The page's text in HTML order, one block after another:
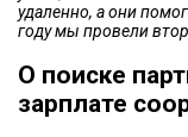
удаленно, а они
году мы провели
О поиске
зарплате